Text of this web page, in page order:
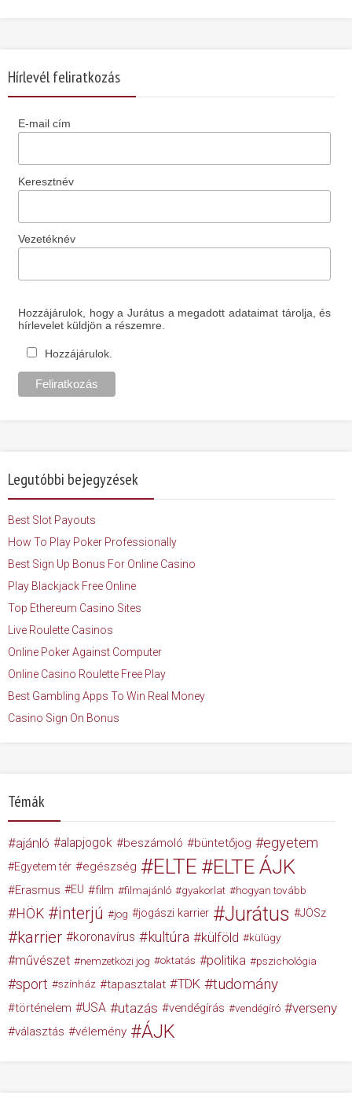
Hírlevél feliratkozás
E-mail cím
Keresztnév
Vezetéknév
Hozzájárulok, hogy a Jurátus a megadott adataimat tárolja, és
hírlevelet küldjön a részemre.
Hozzájárulok.
Legutóbbi bejegyzések
Best Slot Payouts
How To Play Poker Professionally
Best Sign Up Bonus For Online Casino
Play Blackjack Free Online
Top Ethereum Casino Sites
Live Roulette Casinos
Online Poker Against Computer
Online Casino Roulette Free Play
Best Gambling Apps To Win Real Money
Casino Sign On Bonus
Témák
ajánló alapjogok beszámoló büntetőjog egyetem
Egyetem tér egészség ELTE ELTE ÁJK
Erasmus EU film filmajánló gyakorlat hogyan tovább
HÖK interjú jog jogászi karrier Jurátus JÖSz
karrier koronavírus kultúra külföld külügy
művészet nemzetközi jog oktatás politika pszichológia
sport színház tapasztalat TDK tudomány
történelem USA utazás vendégírás vendégíró verseny
választás vélemény ÁJK